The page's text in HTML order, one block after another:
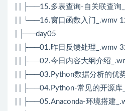
| | ├──15.多表查询-自关联查询
| | └──16.窗口函数入门_.wmv
| ├──day05
| | ├──01.昨日反馈处理_.wmv
| | ├──02.今日内容大纲介绍
| | ├──03.Python数据分析的优
| | ├──04.Python-常见的开源库
| | ├──05.Anaconda-环境搭建